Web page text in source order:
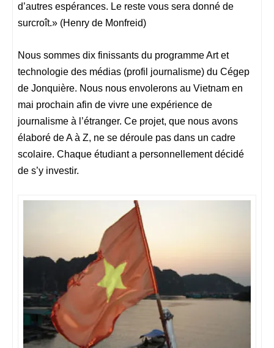
d’autres espérances. Le reste vous sera donné de
surcroît.» (Henry de Monfreid)
Nous sommes dix finissants du programme Art et
technologie des médias (profil journalisme) du Cégep
de Jonquière. Nous nous envolerons au Vietnam en
mai prochain afin de vivre une expérience de
journalisme à l’étranger. Ce projet, que nous avons
élaboré de A à Z, ne se déroule pas dans un cadre
scolaire. Chaque étudiant a personnellement décidé
de s’y investir.